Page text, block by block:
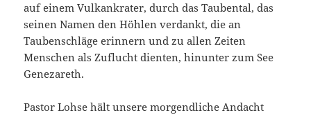
auf einem Vulkankrater, durch das Taubental, das
seinen Namen den Höhlen verdankt, die an
Taubenschläge erinnern und zu allen Zeiten
Menschen als Zuflucht dienten, hinunter zum See
Genezareth.
Pastor Lohse hält unsere morgendliche Andacht